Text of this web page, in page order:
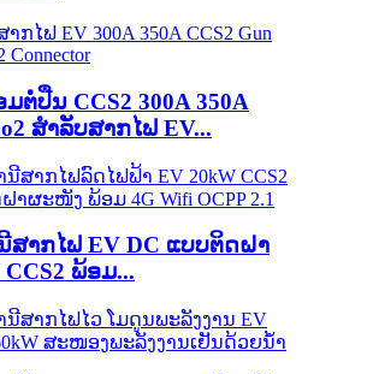
ມຕໍ່ປືນ CCS2 300A 350A
ສຳລັບສາກໄຟ EV...
ສາກໄຟ EV DC ແບບຕິດຝາ
CCS2 ພ້ອມ...